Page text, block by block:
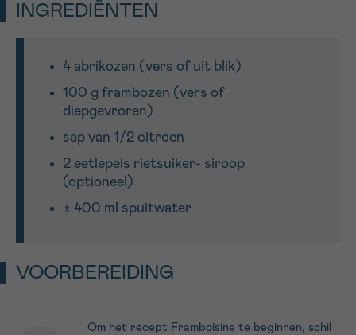
INGREDIËNTEN
4 abrikozen (vers of uit blik)
100 g frambozen (vers of
diepgevroren)
sap van 1/2 citroen
2 eetlepels rietsuiker- siroop
(optioneel)
± 400 ml spuitwater
VOORBEREIDING
Om het recept Framboisine te beginnen, schil
Ja, stuur mij de nieuwsbrief
Sturen